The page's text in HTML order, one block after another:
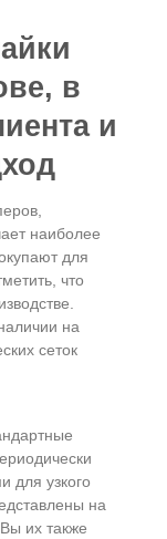
в
и
наиболее
для
что
на
сеток
для узкого
на
их также